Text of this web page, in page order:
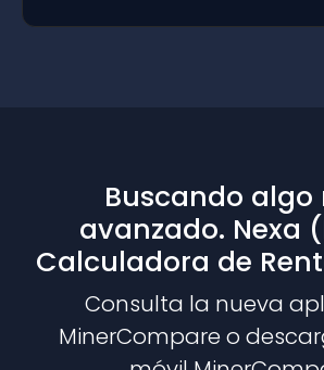
Buscando algo
avanzado. Nexa
Calculadora de
Consulta la nueva
MinerCompare o